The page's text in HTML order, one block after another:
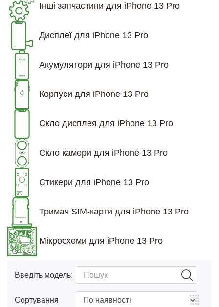
Інші запчастини для iPhone 13 Pro
Дисплеї для iPhone 13 Pro
Акумулятори для iPhone 13 Pro
Корпуси для iPhone 13 Pro
Скло дисплея для iPhone 13 Pro
Скло камери для iPhone 13 Pro
Стикери для iPhone 13 Pro
Тримач SIM-карти для iPhone 13 Pro
Мікросхеми для iPhone 13 Pro
Введіть модель:
Сортування